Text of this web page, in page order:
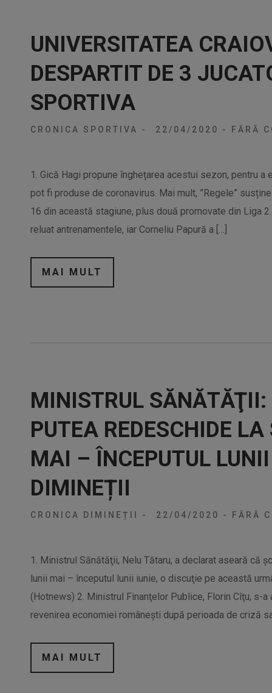
UNIVERSITATEA
DESPARTIT DE 3
SPORTIVA
CRONICA SPORTIVA - 22/04/2020 - FĂRĂ
1. Gică Hagi propune înghețarea acestui sezon, pentru
pot fi produse de coronavirus. Mai mult, ”Regele”
16 din această stagiune, plus două promovate din Liga
reluat antrenamentele, iar Corneliu Papură a […]
MAI MULT
MINISTRUL
PUTEA REDESCHIDE
MAI – ÎNCEPUTUL
DIMINEȚII
CRONICA DIMINEȚII - 22/04/2020 - FĂRĂ
1. Ministrul Sănătăţii, Nelu Tătaru, a declarat aseară că
lunii mai – începutul lunii iunie, o discuţie pe această
(Hotnews) 2. Ministrul Finanţelor Publice, Florin Cîţu, s-
revenirea economiei româneşti după perioada de criză
MAI MULT